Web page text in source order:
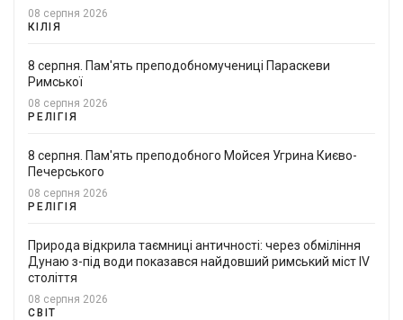
08 серпня 2026
КІЛІЯ
8 серпня. Пам'ять преподобномучениці Параскеви
Римської
08 серпня 2026
РЕЛІГІЯ
8 серпня. Пам'ять преподобного Мойсея Угрина Києво-
Печерського
08 серпня 2026
РЕЛІГІЯ
Природа відкрила таємниці античності: через обміління
Дунаю з-під води показався найдовший римський міст IV
століття
08 серпня 2026
СВІТ